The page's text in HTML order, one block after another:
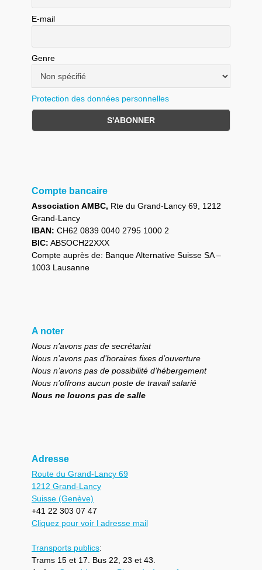
E-mail
Genre
Protection des données personnelles
Compte bancaire
Association AMBC, Rte du Grand-Lancy 69, 1212
Grand-Lancy
IBAN: CH62 0839 0040 2795 1000 2
BIC: ABSOCH22XXX
Compte auprès de: Banque Alternative Suisse SA –
1003 Lausanne
A noter
Nous n’avons pas de secrétariat
Nous n’avons pas d’horaires fixes d’ouverture
Nous n’avons pas de possibilité d’hébergement
Nous n’offrons aucun poste de travail salarié
Nous ne louons pas de salle
Adresse
Route du Grand-Lancy 69
1212 Grand-Lancy
Suisse (Genève)
+41 22 303 07 47
Cliquez pour voir l adresse mail
Transports publics:
Trams 15 et 17. Bus 22, 23 et 43.